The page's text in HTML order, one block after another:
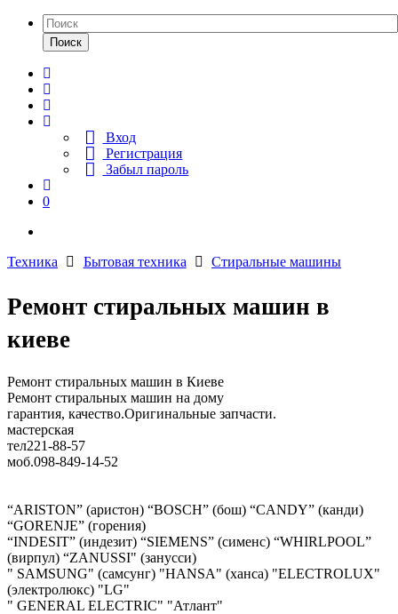
Поиск
Вход
Регистрация
Забыл пароль
0
Техника Бытовая техника Стиральные машины
Ремонт стиральных машин в
киеве
Ремонт стиральных машин в Киеве
Ремонт стиральных машин на дому
гарантия, качество.Оригинальные запчасти.
мастерская
тел221-88-57
моб.098-849-14-52
“ARISTON” (аристон) “BOSCH” (бош) “CANDY” (канди)
“GORENJE” (горения)
“INDESIT” (индезит) “SIEMENS” (сименс) “WHIRLPOOL”
(вирпул) “ZANUSSI" (занусси)
" SAMSUNG" (самсунг) "HANSA" (ханса) "ELECTROLUX"
(электролюкс) "LG"
" GENERAL ELECTRIC" "Атлант"